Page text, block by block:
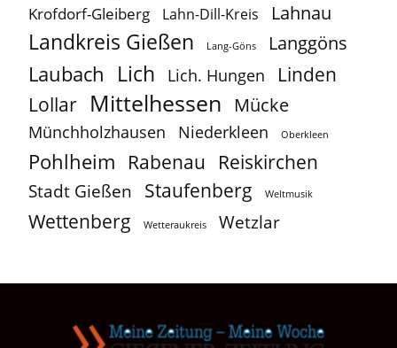
Krofdorf-Gleiberg Lahn-Dill-Kreis Lahnau
Landkreis Gießen Lang-Göns Langgöns
Laubach Lich Lich. Hungen Linden
Lollar Mittelhessen Mücke
Münchholzhausen Niederkleen Oberkleen
Pohlheim Rabenau Reiskirchen
Stadt Gießen Staufenberg Weltmusik
Wettenberg Wetteraukreis Wetzlar